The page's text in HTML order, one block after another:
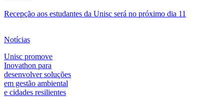
Recepção aos estudantes da Unisc será no próximo dia 11
Notícias
Unisc promove
Inovathon para
desenvolver soluções
em gestão ambiental
e cidades resilientes